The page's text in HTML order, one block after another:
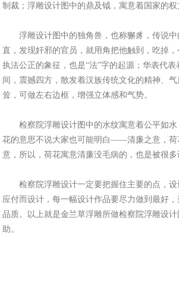
制裁；浮雕设计图中的鼎及钺，寓意着国家的权
浮雕设计图中的独角兽，也称獬豸，传说中
直，发现奸邪的官员，就用角把他触到，吃掉
执法公正的象征，也是“法”字的起源；华表代
间，震撼四方，散发着汉族传统文化的精神、
耸，可做左右边框，增强立体感和气势。
检察院浮雕设计图中的水纹寓意着公平如水
花的意思不说大家也可能明白——清廉之意，荷
意，所以，荷花寓意清廉没毛病的，也是被很多
检察院浮雕设计一定要把握住主要的点，设
应付而设计，每一幅设计作品要尽力做到最好
品质。以上就是金兰草浮雕所做检察院浮雕设
助。